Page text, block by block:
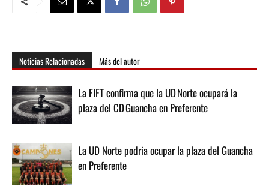
Noticias Relacionadas Más del autor
La FIFT confirma que la UD Norte ocupará la
plaza del CD Guancha en Preferente
La UD Norte podria ocupar la plaza del Guancha
en Preferente